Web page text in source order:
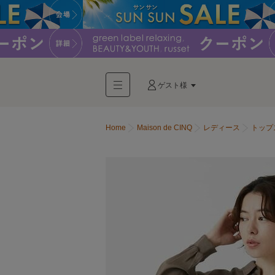
ゲスト様
Home Maison de CINQ レディース トッ